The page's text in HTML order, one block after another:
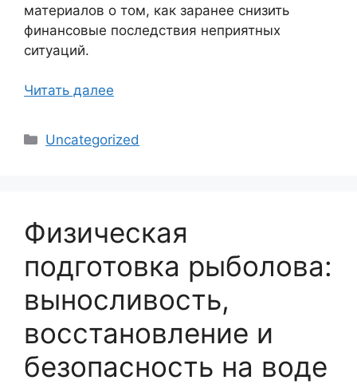
материалов о том, как заранее снизить
финансовые последствия неприятных
ситуаций.
Читать далее
Рубрики
Uncategorized
Физическая
подготовка рыболова:
выносливость,
восстановление и
безопасность на воде